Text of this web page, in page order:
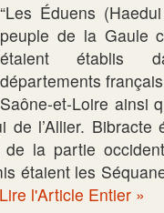
“Les Éduens
peuple de la Gaule
étaient établis
départements
Saône-et-Loire ainsi
de l’Allier.
la partie
étaient les
Lire l'Article Entier »